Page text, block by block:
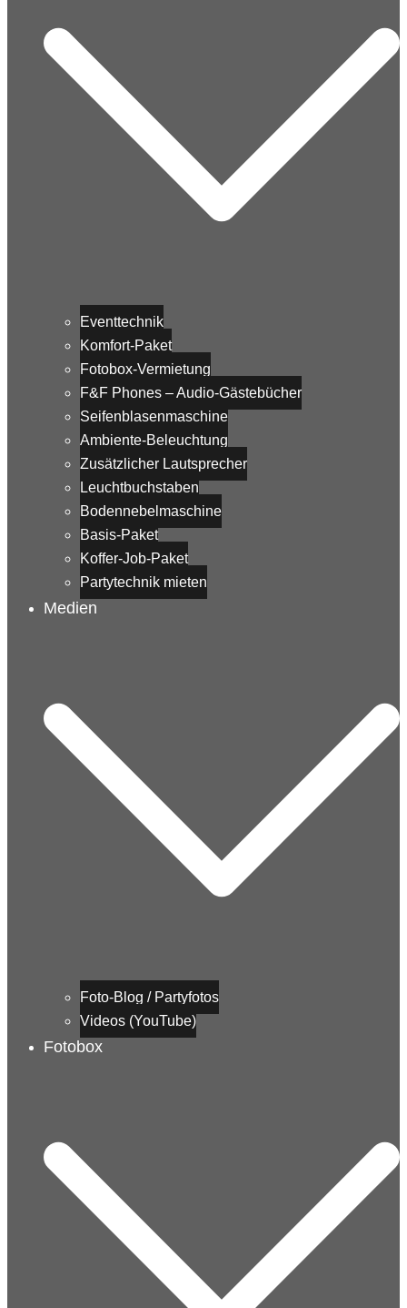
Eventtechnik
Komfort-Paket
Fotobox-Vermietung
F&F Phones – Audio-Gästebücher
Seifenblasenmaschine
Ambiente-Beleuchtung
Zusätzlicher Lautsprecher
Leuchtbuchstaben
Bodennebelmaschine
Basis-Paket
Koffer-Job-Paket
Partytechnik mieten
Medien
Foto-Blog / Partyfotos
Videos (YouTube)
Fotobox